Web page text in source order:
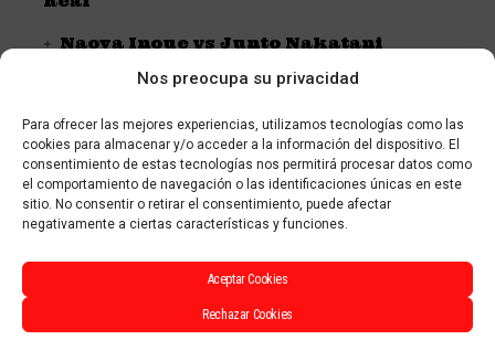
Nos preocupa su privacidad
Para ofrecer las mejores experiencias, utilizamos tecnologías como las
cookies para almacenar y/o acceder a la información del dispositivo. El
consentimiento de estas tecnologías nos permitirá procesar datos como
el comportamiento de navegación o las identificaciones únicas en este
sitio. No consentir o retirar el consentimiento, puede afectar
negativamente a ciertas características y funciones.
Aceptar Cookies
Rechazar Cookies
Naoya Inoue vs Junto Nakatani
El rey triste
Moses Itauma quiere el trono
Nacemos solos, morimos solos
También te puede
interesar